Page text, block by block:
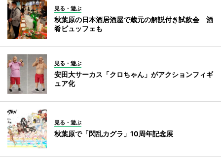
見る・遊ぶ
秋葉原の日本酒居酒屋で蔵元の解説付き試飲会 酒
肴ビュッフェも
見る・遊ぶ
安田大サーカス「クロちゃん」がアクションフィギ
ュア化
見る・遊ぶ
秋葉原で「閃乱カグラ」10周年記念展